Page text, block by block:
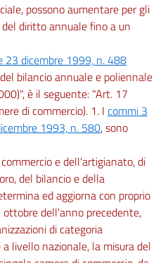
possono aumentare per gli
diritto annuale fino a un
23 dicembre 1999, n. 488
bilancio annuale e poliennale
è il seguente: "Art. 17
di commercio). 1. I commi 3
1993, n. 580, sono
e dell'artigianato, di
del bilancio e della
ed aggiorna con proprio
dell'anno precedente,
di categoria
livello nazionale, la misura del